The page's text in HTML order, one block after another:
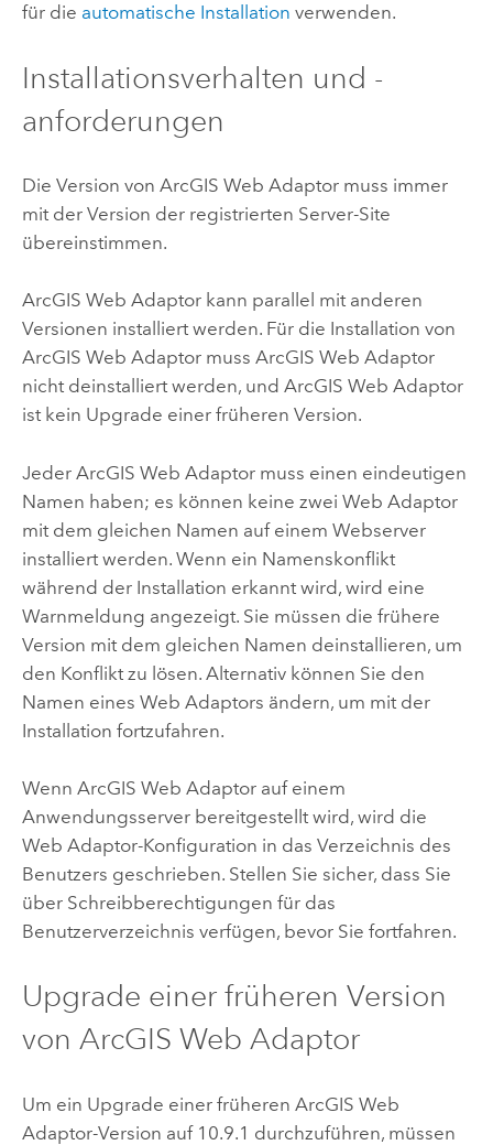
für die automatische Installation verwenden.
Installationsverhalten und -
anforderungen
Die Version von ArcGIS Web Adaptormuss immer
mit der Version der registrierten Server-Site
übereinstimmen.
ArcGIS Web Adaptorkann parallel mit anderen
Versionen installiert werden. Für die Installation von
ArcGIS Web Adaptormuss ArcGIS Web Adaptor
nicht deinstalliert werden, und ArcGIS Web Adaptor
ist kein Upgrade einer früheren Version.
Jeder ArcGIS Web Adaptormuss einen eindeutigen
Namen haben; es können keine zwei Web Adaptor
mit dem gleichen Namen auf einem Webserver
installiert werden. Wenn ein Namenskonflikt
während der Installation erkannt wird, wird eine
Warnmeldung angezeigt. Sie müssen die frühere
Version mit dem gleichen Namen deinstallieren, um
den Konflikt zu lösen. Alternativ können Sie den
Namen eines Web Adaptors ändern, um mit der
Installation fortzufahren.
Wenn ArcGIS Web Adaptorauf einem
Anwendungsserver bereitgestellt wird, wird die
Web Adaptor-Konfiguration in das Verzeichnis des
Benutzers geschrieben. Stellen Sie sicher, dass Sie
über Schreibberechtigungen für das
Benutzerverzeichnis verfügen, bevor Sie fortfahren.
Upgrade einer früheren Version
von ArcGIS Web Adaptor
Um ein Upgrade einer früheren ArcGIS Web
Adaptor-Version auf 10.9.1 durchzuführen, müssen